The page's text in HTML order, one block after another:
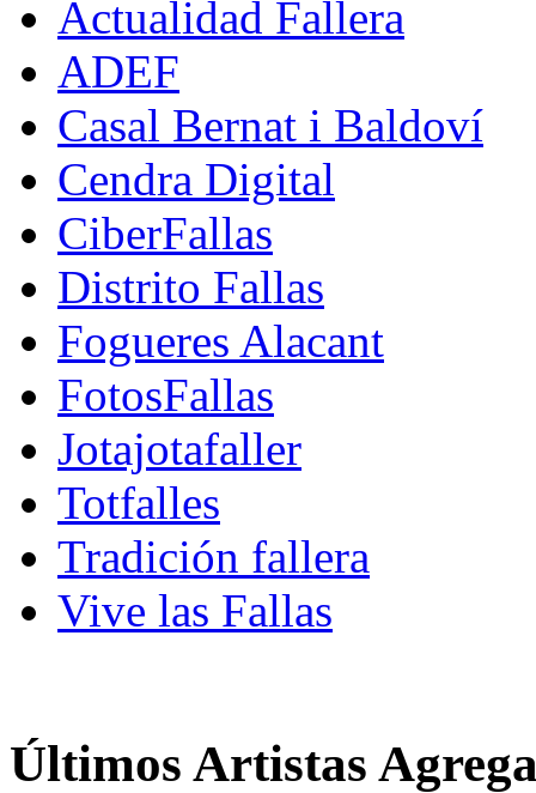
Actualidad Fallera
ADEF
Casal Bernat i Baldoví
Cendra Digital
CiberFallas
Distrito Fallas
Fogueres Alacant
FotosFallas
Jotajotafaller
Totfalles
Tradición fallera
Vive las Fallas
Últimos Artistas